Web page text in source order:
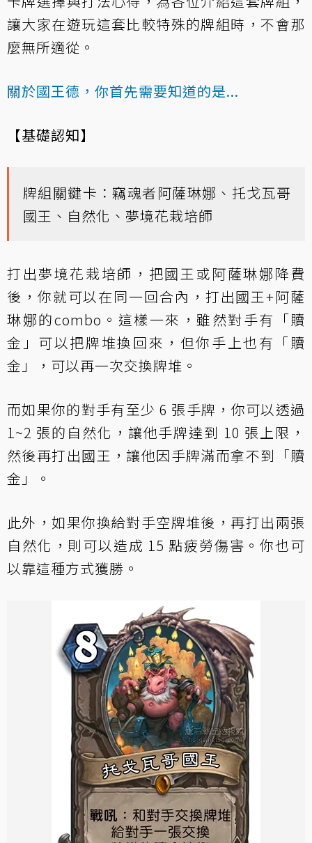
讓大家在遊玩這套比較特殊的牌組時，不會那
麼無所適從。
關於國王德，你首先需要知道的是...
【基礎認知】
牌組關鍵卡：竊魂者阿薩琳娜、托戈瓦哥
國王、自然化、夢境花栽培師
打出夢境花栽培師，把國王或阿薩琳娜降費
後，你就可以在同一回合內，打出國王+阿薩
琳娜的combo。這樣一來，雖然對手有「贖
金」可以把牌堆換回來，但你手上也有「贖
金」，可以再一次交換牌堆。
而如果你的對手有至少 6 張手牌，你可以透過
1~2 張的自然化，讓他手牌達到 10 張上限，
然後再打出國王，讓他因手牌滿而拿不到「贖
金」。
此外，如果你換給對手空牌堆後，再打出兩張
自然化，則可以造成 15 點疲勞傷害。你也可
以靠這種方式獲勝。